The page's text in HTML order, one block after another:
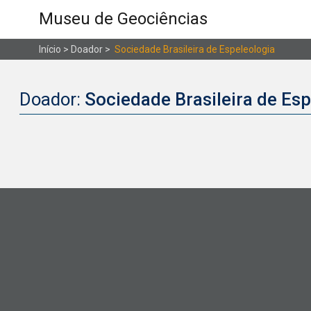
Museu de Geociências
Início > Doador > Sociedade Brasileira de Espeleologia
Doador: Sociedade Brasileira de